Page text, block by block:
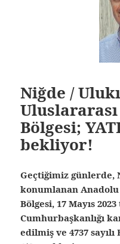
Niğde /
Bölgesi;
bekliyor!
Geçtiğimiz günlerde,
konumlanan
Bölgesi, 17 Mayıs
Cumhurbaşkanlığı
edilmiş ve 4737